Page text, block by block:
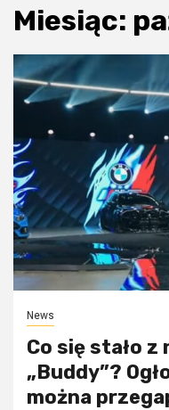
Miesiąc:
News
Co się stało
„Buddy”?
można